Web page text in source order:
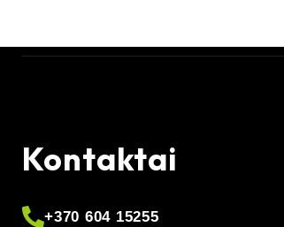
Kontaktai
+370 604 15255